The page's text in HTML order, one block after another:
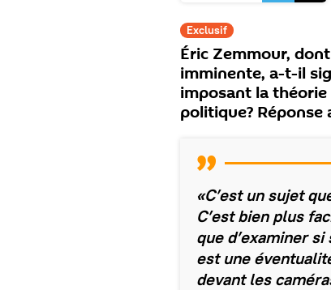
Exclusif
Éric Zemmour,
imminente, a-t-il
imposant la
politique? Réponse
«C’est un sujet
C’est bien plus
que d’examiner
est une
devant les